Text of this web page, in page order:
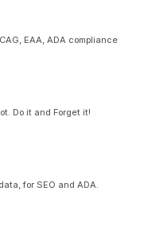
EAA, ADA compliance
Do it and Forget it!
for SEO and ADA.